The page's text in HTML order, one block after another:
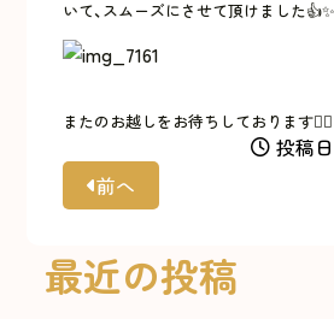
いて、スムーズにさせて頂けました👍✨
またのお越しをお待ちしております🙇‍♀️
投稿日
前へ
最近の投稿